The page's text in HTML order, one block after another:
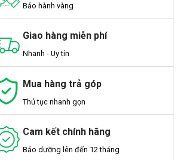
Bảo hành vàng
Giao hàng miễn phí
Nhanh - Uy tín
Mua hàng trả góp
Thủ tục nhanh gọn
Cam kết chính hãng
Bảo dưỡng lên đến 12 tháng